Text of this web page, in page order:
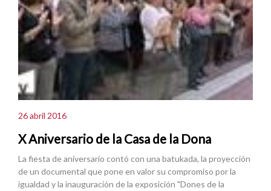
26 abril 2016
X Aniversario de la Casa de la Dona
La fiesta de aniversario contó con una batukada, la proyección
de un documental que pone en valor su compromiso por la
igualdad y la inauguración de la exposición "Dones de la